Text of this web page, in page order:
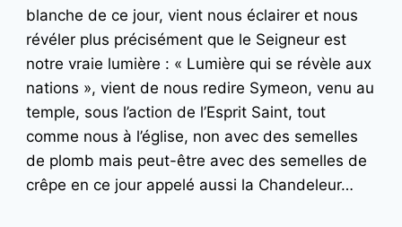
blanche de ce jour, vient nous éclairer et nous
révéler plus précisément que le Seigneur est
notre vraie lumière : « Lumière qui se révèle aux
nations », vient de nous redire Symeon, venu au
temple, sous l’action de l’Esprit Saint, tout
comme nous à l’église, non avec des semelles
de plomb mais peut-être avec des semelles de
crêpe en ce jour appelé aussi la Chandeleur…